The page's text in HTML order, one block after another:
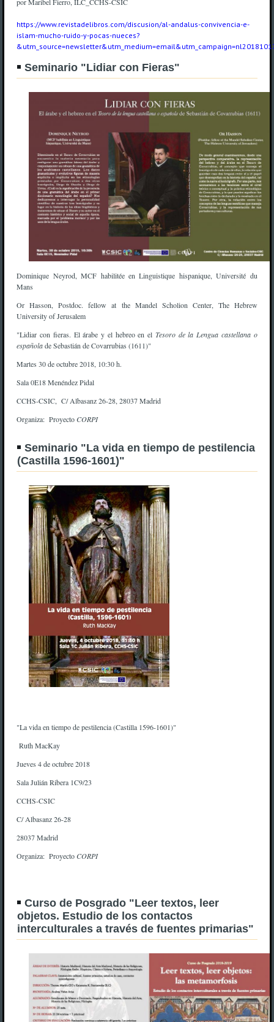
por Maribel Fierro, ILC_CCHS-CSIC
https://www.revistadelibros.com/discusion/al-andalus-convivencia-e-
islam-mucho-ruido-y-pocas-nueces?
Seminario "Lidiar con Fieras"
Dominique Neyrod, MCF habilitée en Linguistique hispanique, Université du
Mans
Or Hasson, Postdoc. fellow at the Mandel Scholion Center, The Hebrew
University of Jerusalem
"Lidiar con fieras. El árabe y el hebreo en el Tesoro de la Lengua castellana o
españolade Sebastián de Covarrubias (1611)"
Martes 30 de octubre 2018, 10:30 h.
Sala 0E18 Menéndez Pidal
CCHS-CSIC, C/ Albasanz 26-28, 28037 Madrid
Organiza: ProyectoCORPI
Seminario "La vida en tiempo de pestilencia
(Castilla 1596-1601)"
"La vida en tiempo de pestilencia (Castilla 1596-1601)"
Ruth MacKay
Jueves 4 de octubre 2018
Sala Julián Ribera 1C9/23
CCHS-CSIC
C/ Albasanz 26-28
28037 Madrid
Organiza: ProyectoCORPI
Curso de Posgrado "Leer textos, leer
objetos. Estudio de los contactos
interculturales a través de fuentes primarias"